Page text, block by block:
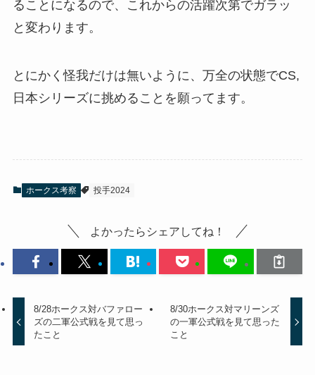
ることになるので、これからの活躍次第でガラッ
と変わります。
とにかく怪我だけは無いように、万全の状態でCS,
日本シリーズに挑めることを願ってます。
ホークス考察 投手2024
よかったらシェアしてね！
8/28ホークス対バファロー
ズの二軍公式戦を見て思っ
たこと
8/30ホークス対マリーンズ
の一軍公式戦を見て思った
こと